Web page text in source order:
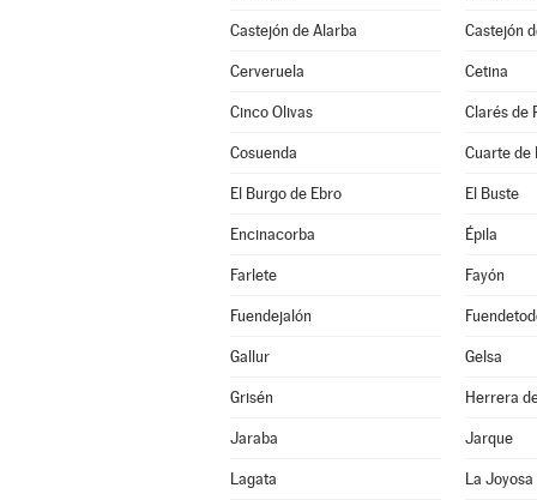
Castejón de Alarba Castejón
Cerveruela Cetina
Cinco Olivas Clarés de
Cosuenda Cuarte de
El Burgo de Ebro El Buste
Encinacorba Épila
Farlete Fayón
Fuendejalón
Gallur Gelsa
Grisén Herrera
Jaraba Jarque
Lagata La Joyosa